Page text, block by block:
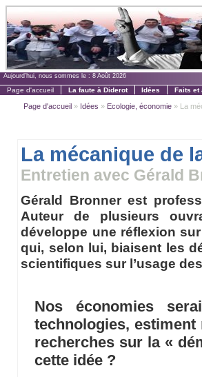
Aujourd'hui, nous sommes le : 8 Août 2026
Page d'accueil La faute à Diderot Idées Faits et
Page d'accueil » Idées » Ecologie, économie » La
La mécanique de
Entretien avec Gérald
Gérald Bronner est
Auteur de plusieurs
développe une réflexion
qui, selon lui, biaisent les
scientifiques sur l’usage
Nos économies
technologies,
recherches sur la «
cette idée ?